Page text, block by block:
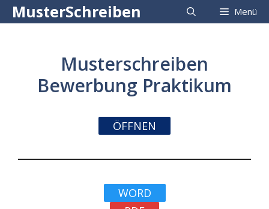
Zum
Inhalt
MusterSchreiben Menü
Musterschreiben
Bewerbung Praktikum
ÖFFNEN
WORD